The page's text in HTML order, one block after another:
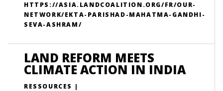
HTTPS://ASIA.LANDCOALITION.ORG/FR/OUR-
NETWORK/EKTA-PARISHAD-MAHATMA-GANDHI-
SEVA-ASHRAM/
LAND REFORM MEETS
CLIMATE ACTION IN INDIA
RESSOURCES |